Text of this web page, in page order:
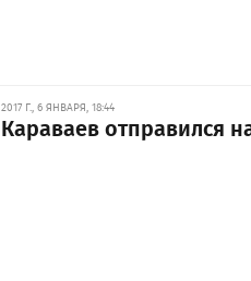
2017 Г., 6 ЯНВАРЯ, 18:44
Караваев отправился